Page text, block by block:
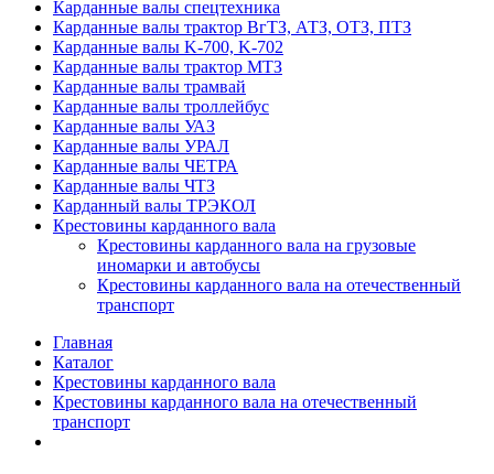
Карданные валы спецтехника
Карданные валы трактор ВгТЗ, АТЗ, ОТЗ, ПТЗ
Карданные валы K-700, K-702
Карданные валы трактор МТЗ
Карданные валы трамвай
Карданные валы троллейбус
Карданные валы УАЗ
Карданные валы УРАЛ
Карданные валы ЧЕТРА
Карданные валы ЧТЗ
Карданный валы ТРЭКОЛ
Крестовины карданного вала
Крестовины карданного вала на грузовые
иномарки и автобусы
Крестовины карданного вала на отечественный
транспорт
Главная
Каталог
Крестовины карданного вала
Крестовины карданного вала на отечественный
транспорт